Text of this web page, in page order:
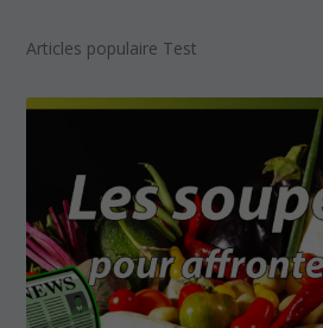
Articles populaire Test